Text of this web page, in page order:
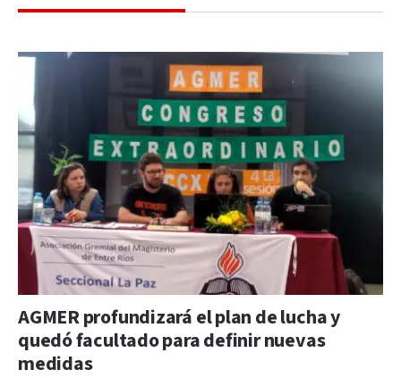
AGMER profundizará el plan de lucha y
quedó facultado para definir nuevas
medidas